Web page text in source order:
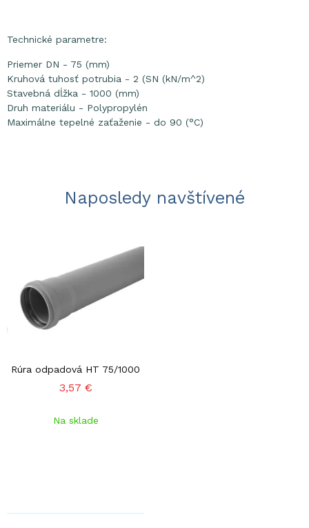
Technické parametre:
Priemer DN - 75 (mm)
Kruhová tuhosť potrubia - 2 (SN (kN/m^2)
Stavebná dĺžka - 1000 (mm)
Druh materiálu - Polypropylén
Maximálne tepelné zaťaženie - do 90 (°C)
Naposledy navštívené
Rúra odpadová HT 75/1000
3,57 €
Na sklade